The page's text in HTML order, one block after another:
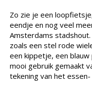
Zo zie je een
eendje en nog veel
Amsterdams
zoals een stel rode
een kippetje, een
mooi gebruik gemaakt
tekening van het